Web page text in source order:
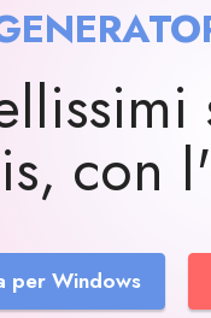
con
per Windows